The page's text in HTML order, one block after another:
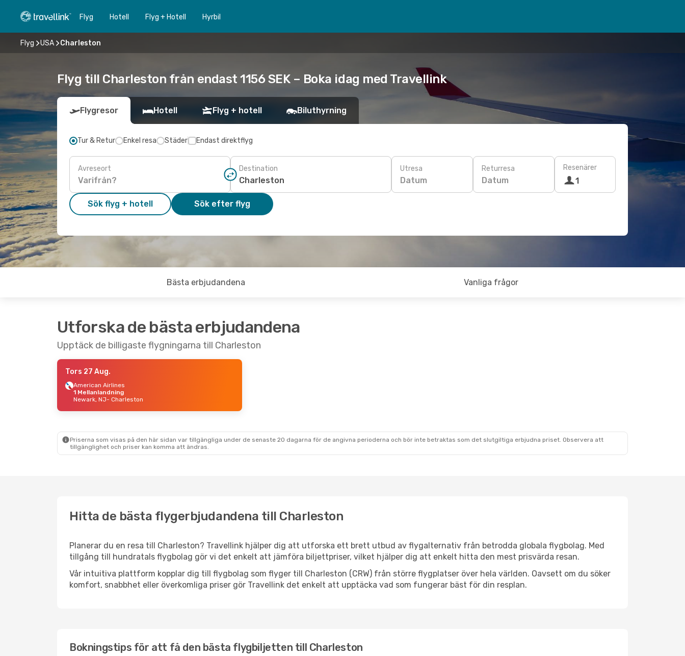
Flyg Hotell Flyg + Hotell Hyrbil
Flyg USA Charleston
Flyg till Charleston från endast 1156 SEK – Boka idag med Travellink
Flygresor Hotell Flyg + hotell Biluthyrning
Tur & Retur Enkel resa Städer Endast direktflyg
Avreseort Destination Utresa
Datum
Returresa
Datum
Resenärer
1
Sök flyg + hotell Sök efter flyg
Bästa erbjudandena Vanliga frågor
Utforska de bästa erbjudandena
Upptäck de billigaste flygningarna till Charleston
Tors 27 Aug.
American Airlines
1 Mellanlandning
Newark, NJ- Charleston
Priserna som visas på den här sidan var tillgängliga under de senaste 20 dagarna för de angivna perioderna och bör inte betraktas som det slutgiltiga erbjudna priset. Observera att
tillgänglighet och priser kan komma att ändras.
Hitta de bästa flygerbjudandena till Charleston
Planerar du en resa till Charleston? Travellink hjälper dig att utforska ett brett utbud av flygalternativ från betrodda globala flygbolag. Med
tillgång till hundratals flygbolag gör vi det enkelt att jämföra biljettpriser, vilket hjälper dig att enkelt hitta den mest prisvärda resan.
Vår intuitiva plattform kopplar dig till flygbolag som flyger till Charleston (CRW) från större flygplatser över hela världen. Oavsett om du söker
komfort, snabbhet eller överkomliga priser gör Travellink det enkelt att upptäcka vad som fungerar bäst för din resplan.
Bokningstips för att få den bästa flygbiljetten till Charleston